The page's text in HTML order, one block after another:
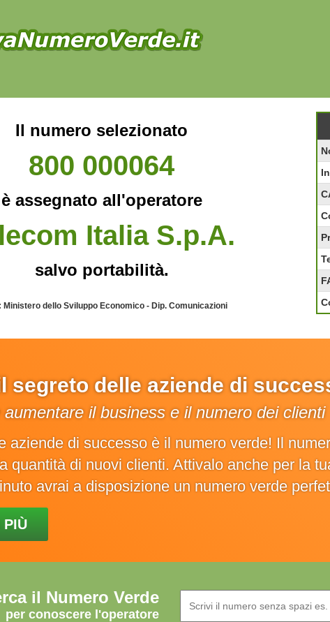
Il numero selezionato
800 000064
è assegnato all'operatore
Italia S.p.A.
salvo portabilità.
Ministero dello Sviluppo Economico - Dip. Comunicazioni
segreto delle aziende di
il business e il numero dei clienti
aziende di successo è il numero verde! Il
quantità di nuovi clienti. Attivalo anche per la
avrai a disposizione un numero verde
PIÙ
il Numero Verde
per conoscere l'operatore